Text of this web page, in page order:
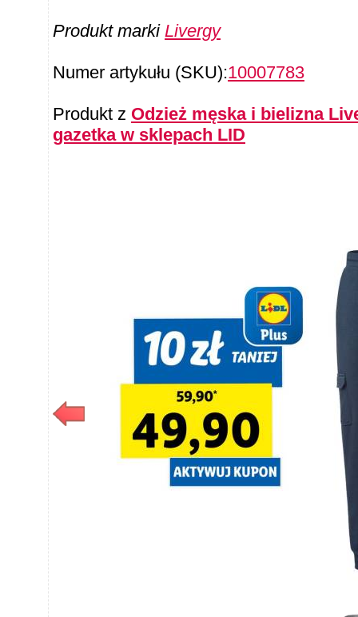
Produkt marki Livergy
Numer artykułu (SKU):10007783
Produkt z Odzież męska i bielizna
gazetka w sklepach LID